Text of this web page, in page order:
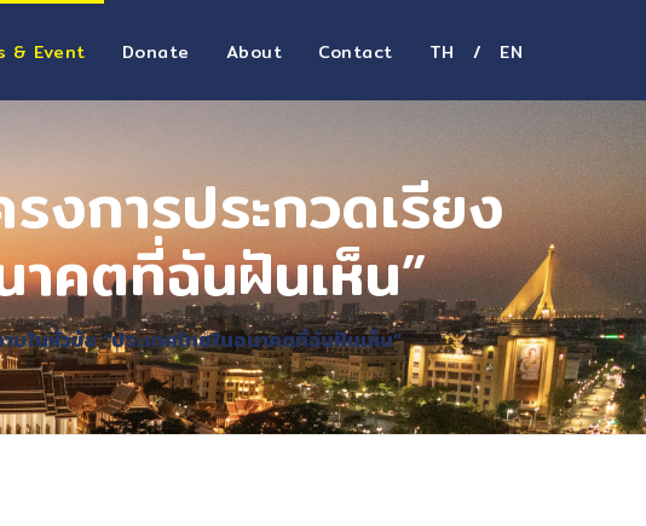
& Event Donate About Contact TH / EN
งการประกวดเรียง
าคตที่ฉันฝันเห็น”
มในหัวข้อ “ประเทศไทยในอนาคตที่ฉันฝันเห็น”